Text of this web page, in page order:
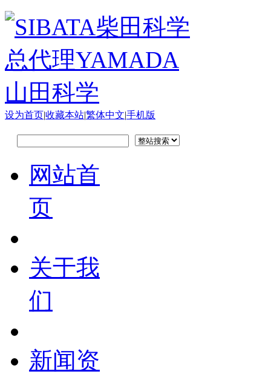
设为首页|收藏本站|繁体中文|手机版
网站首
页
关于我
们
新闻资